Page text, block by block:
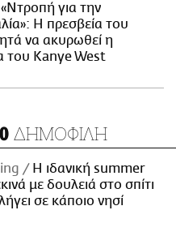
για την
Η πρεσβεία του
να ακυρωθεί η
του Kanye West
ΔΗΜΟΦΙΛΗ
Η ιδανική summer
με δουλειά στο σπίτι
σε κάποιο νησί